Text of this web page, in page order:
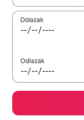
Dolazak
Odlazak